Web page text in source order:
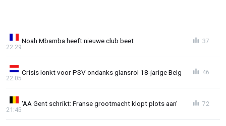
Noah Mbamba heeft nieuwe club beet
22:29
37
Crisis lonkt voor PSV ondanks glansrol 18-jarige Belg
22:05
46
'AA Gent schrikt: Franse grootmacht klopt plots aan'
21:45
72